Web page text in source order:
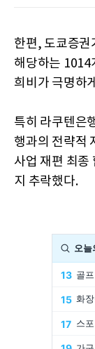
한편, 도쿄증권
해당하는 1014
희비가 극명하
특히 라쿠텐은
행과의 전략적
사업 재편 최종
지 추락했다.